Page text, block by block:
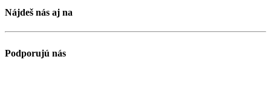
Nájdeš nás aj na
Podporujú nás